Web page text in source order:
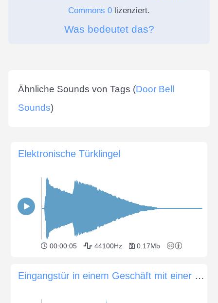
Commons 0 lizenziert.
Was bedeutet das?
Ähnliche Sounds von Tags (Door Bell
Sounds)
Elektronische Türklingel
00:00:05 44100Hz 0.17Mb
Eingangstür in einem Geschäft mit einer kleinen Glocke läutet